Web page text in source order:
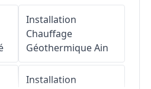
Installation
Chauffage
GéothermiqueAin
Installation